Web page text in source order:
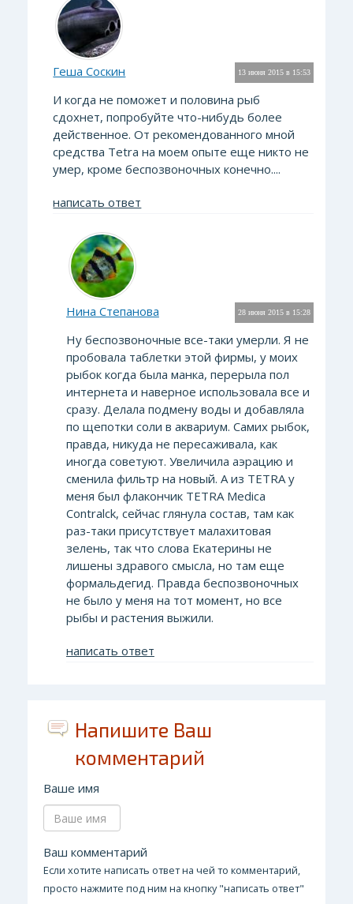
13 июня 2015 в 15:53
Геша Соскин
И когда не поможет и половина рыб
сдохнет, попробуйте что-нибудь более
действенное. От рекомендованного мной
средства Tetra на моем опыте еще никто не
умер, кроме беспозвоночных конечно....
написать ответ
28 июня 2015 в 15:28
Нина Степанова
Ну беспозвоночные все-таки умерли. Я не
пробовала таблетки этой фирмы, у моих
рыбок когда была манка, перерыла пол
интернета и наверное использовала все и
сразу. Делала подмену воды и добавляла
по щепотки соли в аквариум. Самих рыбок,
правда, никуда не пересаживала, как
иногда советуют. Увеличила аэрацию и
сменила фильтр на новый. А из TETRA у
меня был флакончик TETRA Medica
Contralck, сейчас глянула состав, там как
раз-таки присутствует малахитовая
зелень, так что слова Екатерины не
лишены здравого смысла, но там еще
формальдегид. Правда беспозвоночных
не было у меня на тот момент, но все
рыбы и растения выжили.
написать ответ
Напишите Ваш
комментарий
Ваше имя
Ваш комментарий
Если хотите написать ответ на чей то комментарий,
просто нажмите под ним на кнопку "написать ответ"